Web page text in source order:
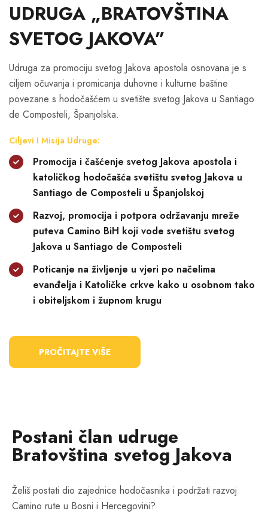
UDRUGA „BRATOVŠTINA
SVETOG JAKOVA”
Udruga za promociju svetog Jakova apostola osnovana je s
ciljem očuvanja i promicanja duhovne i kulturne baštine
povezane s hodočašćem u svetište svetog Jakova u Santiago
de Composteli, Španjolska.
Ciljevi I Misija Udruge:
Promocija i čašćenje svetog Jakova apostola i
katoličkog hodočašća svetištu svetog Jakova u
Santiago de Composteli u Španjolskoj
Razvoj, promocija i potpora održavanju mreže
puteva Camino BiH koji vode svetištu svetog
Jakova u Santiago de Composteli
Poticanje na življenje u vjeri po načelima
evanđelja i Katoličke crkve kako u osobnom tako
i obiteljskom i župnom krugu
PROČITAJTE VIŠE
Postani član udruge
Bratovština svetog Jakova
Želiš postati dio zajednice hodočasnika i podržati razvoj
Camino rute u Bosni i Hercegovini?